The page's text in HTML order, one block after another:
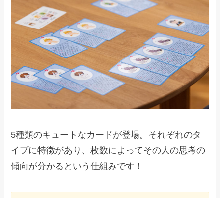
5種類のキュートなカードが登場。それぞれのタ
イプに特徴があり、枚数によってその人の思考の
傾向が分かるという仕組みです！